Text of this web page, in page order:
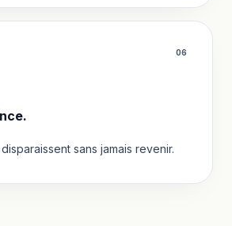
06
sans jamais revenir.